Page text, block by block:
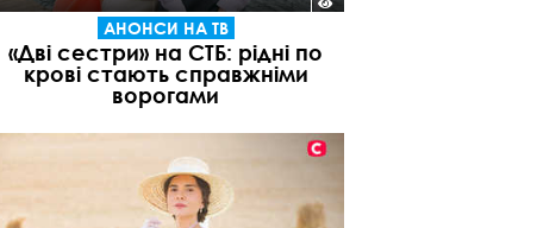
АНОНСИ НА ТВ
«Дві сестри» на СТБ: рідні по
крові стають справжніми
ворогами